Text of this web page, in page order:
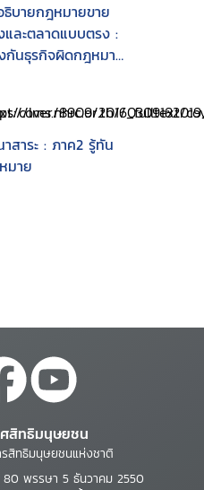
ธิบายกฎหมายขาย
และตลาดแบบตรง :
กันธุรกิจผิดกฎหมาย
อบธุรกิจขายตรง
ตลาดแบบตรง การ
รองผู้บริโภค
าสาระ : ภาค2 รู้ทัน
มาย
สิทธิมนุษยชน
สิทธิมนุษยชนแห่งชาติ
80 พรรษา 5 ธันวาคม 2550